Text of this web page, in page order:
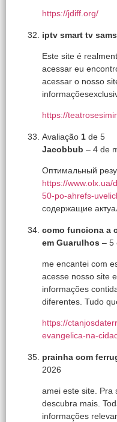
https://jdiff.org/
iptv smart tv
Este site é
acessar eu
acessar o nosso
https://
Avaliação 1 de 5
Jacobbub – 4 de
Оптимальный
https://
50-po-ahrefs-
содержащие
como funciona a
em Guarulhos – 5
me encantei com
acesse nosso site
informações
diferentes. Tudo
https://
evangelica-na-
prainha com
2026
amei este site. Pra
descubra mais.
informações